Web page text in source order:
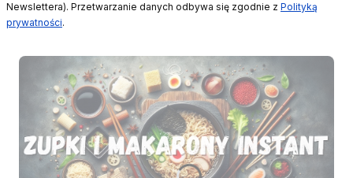
Newslettera). Przetwarzanie danych odbywa się zgodnie z Polityką
prywatności.